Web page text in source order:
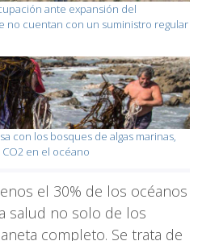
ante expansión del
no cuentan con un suministro regular
con los bosques de algas marinas,
en el océano
el 30% de los océanos
salud no solo de los
completo. Se trata de